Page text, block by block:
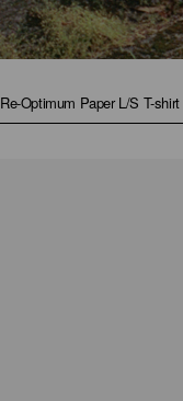
Re-Optimum Paper L/S T-shirt